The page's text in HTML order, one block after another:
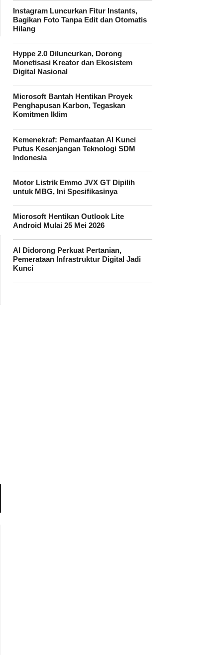
Instagram Luncurkan Fitur Instants,
Bagikan Foto Tanpa Edit dan Otomatis
Hilang
Hyppe 2.0 Diluncurkan, Dorong
Monetisasi Kreator dan Ekosistem
Digital Nasional
Microsoft Bantah Hentikan Proyek
Penghapusan Karbon, Tegaskan
Komitmen Iklim
Kemenekraf: Pemanfaatan AI Kunci
Putus Kesenjangan Teknologi SDM
Indonesia
Motor Listrik Emmo JVX GT Dipilih
untuk MBG, Ini Spesifikasinya
Microsoft Hentikan Outlook Lite
Android Mulai 25 Mei 2026
AI Didorong Perkuat Pertanian,
Pemerataan Infrastruktur Digital Jadi
Kunci